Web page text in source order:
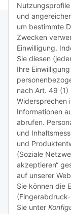
TiDis
Meist
Tipps & Tricks
TiDis Videos auf
Nachfüllpreise
Refillservice
TiDis
TiDis PC &
TiDis eScooter
und
um bestimmte
Zwecken
Einwilligung.
Sie diesen
Ihre
nach Art. 49 (1)
Widersprechen
Informationen
abrufen.
und
und
(Soziale
akzeptieren“
auf unserer
Sie können die
Sie unter